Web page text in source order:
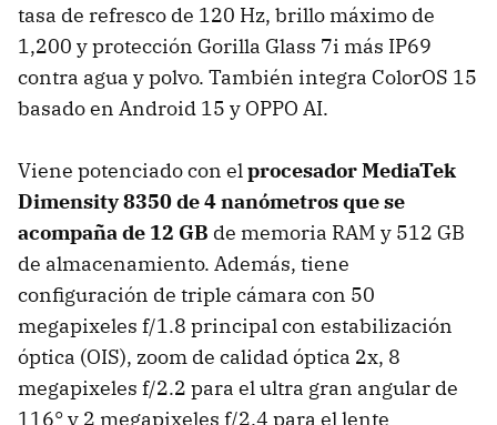
tasa de refresco de 120 Hz, brillo máximo de
1,200 y protección Gorilla Glass 7i más IP69
contra agua y polvo. También integra ColorOS 15
basado en Android 15 y OPPO AI.
Viene potenciado con elprocesador MediaTek
Dimensity 8350 de 4 nanómetros que se
acompaña de 12 GB de memoria RAM y 512 GB
de almacenamiento. Además, tiene
configuración de triple cámara con 50
megapixeles f/1.8 principal con estabilización
óptica (OIS), zoom de calidad óptica 2x, 8
megapixeles f/2.2 para el ultra gran angular de
116° y 2 megapixeles f/2.4 para el lente